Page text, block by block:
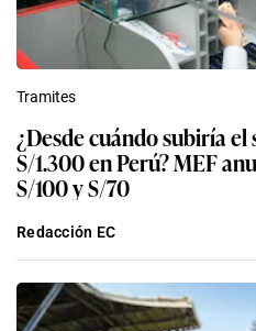
Tramites
¿Desde cuándo subiría
S/1.300 en Perú? MEF
S/100 y S/70
Redacción EC